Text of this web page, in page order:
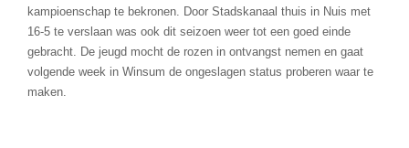
kampioenschap te bekronen. Door Stadskanaal thuis in Nuis met
16-5 te verslaan was ook dit seizoen weer tot een goed einde
gebracht. De jeugd mocht de rozen in ontvangst nemen en gaat
volgende week in Winsum de ongeslagen status proberen waar te
maken.